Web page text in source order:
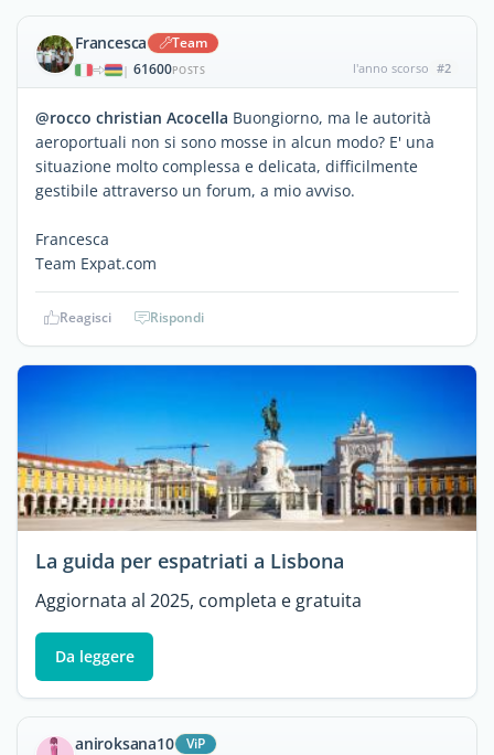
Francesca Team
| 61600POSTS l'anno scorso #2
@rocco christian Acocella Buongiorno, ma le autorità
aeroportuali non si sono mosse in alcun modo? E' una
situazione molto complessa e delicata, difficilmente
gestibile attraverso un forum, a mio avviso.
Francesca
Team Expat.com
Reagisci Rispondi
La guida per espatriati a Lisbona
Aggiornata al 2025, completa e gratuita
Da leggere
aniroksana10 ViP